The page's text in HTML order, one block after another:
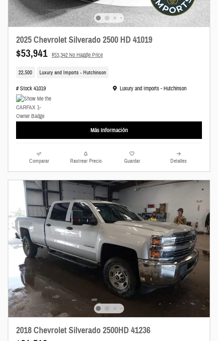
2025 Chevrolet Silverado 2500 HD 41019
$53,941 $53,342 No Haggle Price
22,500 Luxury and Imports - Hutchinson
# Stock 41019 Ubicación: Luxury and Imports - Hutchinson
Luxury and Imports - Hutchinson
Más Información
Comparar Rastrear Precio Guardar Detalles
2018 Chevrolet Silverado 2500HD 41236